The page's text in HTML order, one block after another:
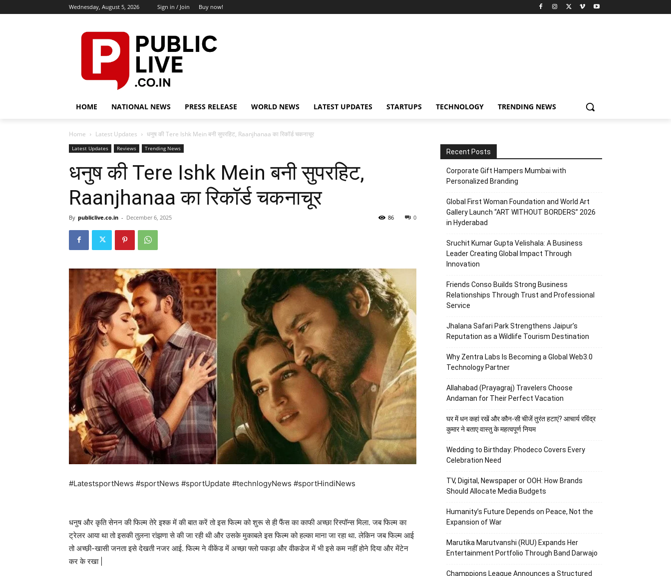
Wednesday, August 5, 2026 Sign in / Join Buy now!
HOME NATIONAL NEWS PRESS RELEASE WORLD NEWS LATEST UPDATES STARTUPS TECHNOLOGY TRENDING NEWS
Home Latest Updates धनुष की Tere Ishk Mein बनी सुपरहिट, Raanjhanaa का रिकॉर्ड चकनाचूर
Latest Updates Reviews Trending News
धनुष की Tere Ishk Mein बनी सुपरहिट,
Raanjhanaa का रिकॉर्ड चकनाचूर
By publiclive.co.in - December 6, 2025 0
86
#LatestsportNews #sportNews #sportUpdate #technlogyNews #sportHindiNews
धनुष और कृति सेनन की फिल्म तेरे इश्क में की बात करें तो इस फिल्म को शुरू से ही फैंस का काफी अच्छा रिस्पॉन्स मिला. जब फिल्म का
ट्रेलर आया था तो इसकी तुलना रांझणा से की जा रही थी और उसके मुकाबले इस फिल्म को हल्का माना जा रहा था. लेकिन जब फिल्म आई
तो अच्छी-खासी जनता इसे देखती नजर आई. फिल्म ने वीकेंड में अच्छा फ्लो पकड़ा और वीकडेज में भी इसे कम नहीं होने दिया और मेंटेन
कर के रखा |
Recent Posts
Corporate Gift Hampers Mumbai with
Personalized Branding
Global First Woman Foundation and World Art
Gallery Launch “ART WITHOUT BORDERS” 2026
in Hyderabad
Sruchit Kumar Gupta Velishala: A Business
Leader Creating Global Impact Through
Innovation
Friends Conso Builds Strong Business
Relationships Through Trust and Professional
Service
Jhalana Safari Park Strengthens Jaipur’s
Reputation as a Wildlife Tourism Destination
Why Zentra Labs Is Becoming a Global Web3.0
Technology Partner
Allahabad (Prayagraj) Travelers Choose
Andaman for Their Perfect Vacation
घर में धन कहां रखें और कौन-सी चीजें तुरंत हटाएं? आचार्य रविंद्र
कुमार ने बताए वास्तु के महत्वपूर्ण नियम
Wedding to Birthday: Phodeco Covers Every
Celebration Need
TV, Digital, Newspaper or OOH: How Brands
Should Allocate Media Budgets
Humanity’s Future Depends on Peace, Not the
Expansion of War
Marutika Marutvanshi (RUU) Expands Her
Entertainment Portfolio Through Band Darwajo
Champpions League Announces a Structured